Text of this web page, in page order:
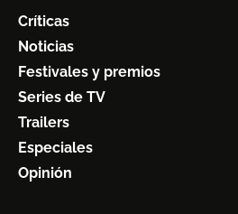
Críticas
Noticias
Festivales y premios
Series de TV
Trailers
Especiales
Opinión